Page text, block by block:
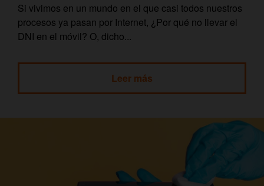
Si vivimos en un mundo en el que casi todos nuestros
procesos ya pasan por Internet, ¿Por qué no llevar el
DNI en el móvil? O, dicho...
Leer más